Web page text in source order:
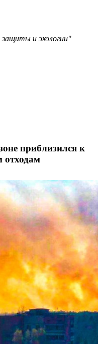
и экологии"
приблизился к
отходам